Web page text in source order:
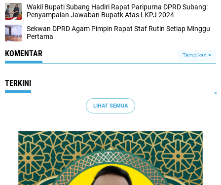
Wakil Bupati Subang Hadiri Rapat Paripurna DPRD Subang:
Penyampaian Jawaban Bupatk Atas LKPJ 2024
Sekwan DPRD Agam Pimpin Rapat Staf Rutin Setiap Minggu
Pertama
KOMENTAR Tampilkan
TERKINI
LIHAT SEMUA